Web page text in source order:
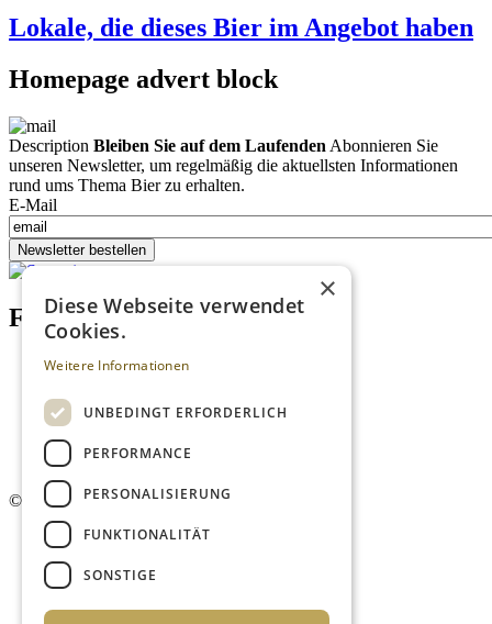
Lokale, die dieses Bier im Angebot haben
Homepage advert block
Description Bleiben Sie auf dem Laufenden Abonnieren Sie
unseren Newsletter, um regelmäßig die aktuellsten Informationen
rund ums Thema Bier zu erhalten.
E-Mail
Newsletter bestellen
Footer menu (DE)
Datenschutzrichtlinien
Kontakt
Mediadaten
AGB
Newsletter
© 2026. Alle Rechte vorbehalten.
×
Diese Webseite verwendet
Cookies.
Weitere Informationen
UNBEDINGT ERFORDERLICH
PERFORMANCE
PERSONALISIERUNG
FUNKTIONALITÄT
SONSTIGE